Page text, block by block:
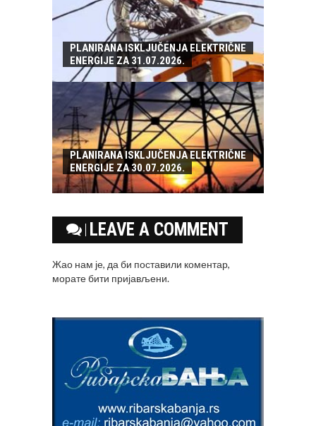
PLANIRANA ISKLJUČENJA ELEKTRIČNE
ENERGIJE ZA 31.07.2026.
PLANIRANA ISKLJUČENJA ELEKTRIČNE
ENERGIJE ZA 30.07.2026.
LEAVE A COMMENT
Жао нам је, да би поставили коментар,
моратебити пријављени.